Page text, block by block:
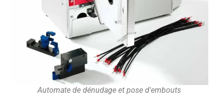
Automate de dénudage et pose d'embouts